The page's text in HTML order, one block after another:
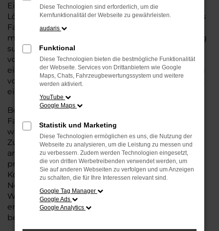
Eine Škoda Tageszulassung stellt die perfekte
Lösung für all diejenigen dar, die ein nahezu neues
Fahrzeug zu attraktiven Konditionen erwerben
möchten. Wenn Sie für Syke nach einem Fahrzeug
suchen, das die Vorteile eines Neuwagens bietet –
von modernster Technik und Sicherheit bis hin zu
einer erstklassigen Ausstattung – aber gleichzeitig
von einem günstigeren Preis profitieren wollen, ist
eine Tageszulassung genau das Richtige für Sie.
Bei einer Tageszulassung handelt es sich um
Fahrzeuge, die nur wenige Tage zugelassen
wurden, aber dennoch in ausgezeichnetem
Zustand und mit voller Herstellergarantie
angeboten werden. Sie erhalten also ein Auto, das
praktisch neu ist, jedoch zu deutlich günstigeren
Konditionen im Vergleich zum regulären
Neuwagenpreis. So können Sie Ihr
Wunschfahrzeug zu einem attraktiven Preis
erwerben und müssen dabei keine Kompromisse
bei der Qualität eingehen.
Diese Technologien sind erforderlich, um die
Kernfunktionalität der Webseite zu gewährleisten.
audaris
Funktional
Diese Technologien bieten die bestmögliche Funktionalität
der Webseite. Services von Drittanbietern wie Google
Maps, Chats, Fahrzeugbewertungssystem und weitere
werden aktiviert.
YouTube
Google Maps
Statistik und Marketing
Diese Technologien ermöglichen es uns, die Nutzung der
Webseite zu analysieren, um die Leistung zu messen und
zu verbessern. Zudem werden Technologien eingesetzt,
die von dritten Werbetreibenden verwendet werden, um
Sie auf anderen Webseiten zu verfolgen und um Anzeigen
zu schalten, die für Ihre Interessen relevant sind.
Google Tag Manager
Google Ads
Google Analytics